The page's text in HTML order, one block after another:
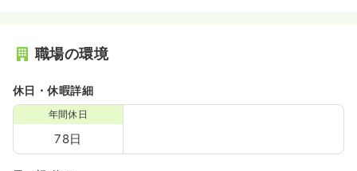
職場の環境
休日・休暇詳細
年間休日
78日